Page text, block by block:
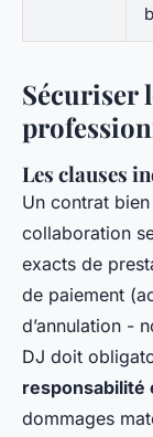
Sécuriser
Les clauses
Un contrat bien
collaboration
exacts de
de paiement
d’annulation -
DJ doit
responsabilité
dommages